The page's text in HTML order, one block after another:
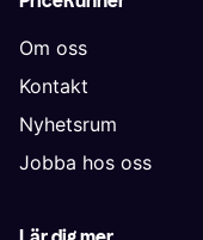
Om oss
Kontakt
Nyhetsrum
Jobba hos oss